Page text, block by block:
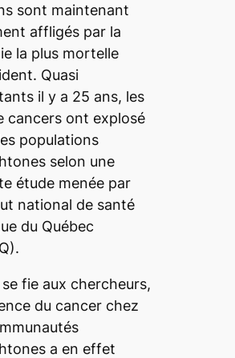
sont maintenant
affligés par la
la plus mortelle
Quasi
il y a 25 ans, les
cancers ont explosé
populations
selon une
étude menée par
national de santé
du Québec
se fie aux chercheurs,
du cancer chez
a en effet